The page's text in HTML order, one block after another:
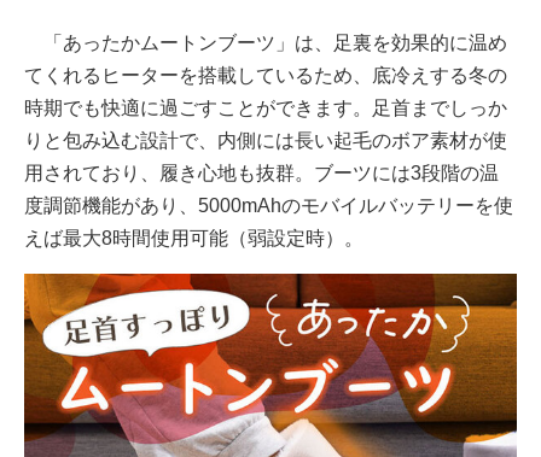
「あったかムートンブーツ」は、足裏を効果的に温め
てくれるヒーターを搭載しているため、底冷えする冬の
時期でも快適に過ごすことができます。足首までしっか
りと包み込む設計で、内側には長い起毛のボア素材が使
用されており、履き心地も抜群。ブーツには3段階の温
度調節機能があり、5000mAhのモバイルバッテリーを使
えば最大8時間使用可能（弱設定時）。